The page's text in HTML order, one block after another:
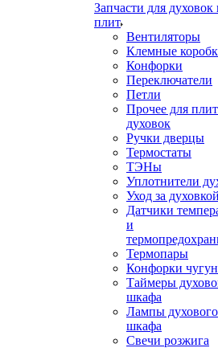
Запчасти для духовок
плит
Вентиляторы
Клемные
Конфорки
Переключатели
Петли
Прочее для
духовок
Ручки дверцы
Термостаты
ТЭНы
Уплотнители
Уход за духовкой
Датчики
и
Термопары
Конфорки
Таймеры
шкафа
Лампы духового
шкафа
Свечи розжига